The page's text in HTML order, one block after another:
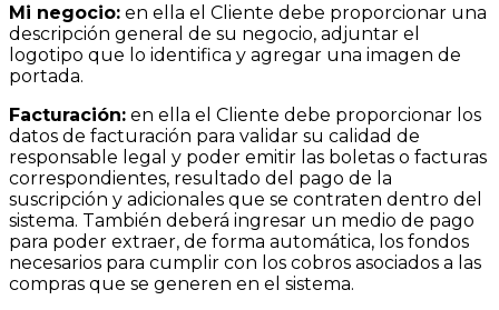
Mi negocio: en ella el Cliente debe proporcionar una
descripción general de su negocio, adjuntar el
logotipo que lo identifica y agregar una imagen de
portada.
Facturación: en ella el Cliente debe proporcionar los
datos de facturación para validar su calidad de
responsable legal y poder emitir las boletas o facturas
correspondientes, resultado del pago de la
suscripción y adicionales que se contraten dentro del
sistema. También deberá ingresar un medio de pago
para poder extraer, de forma automática, los fondos
necesarios para cumplir con los cobros asociados a las
compras que se generen en el sistema.